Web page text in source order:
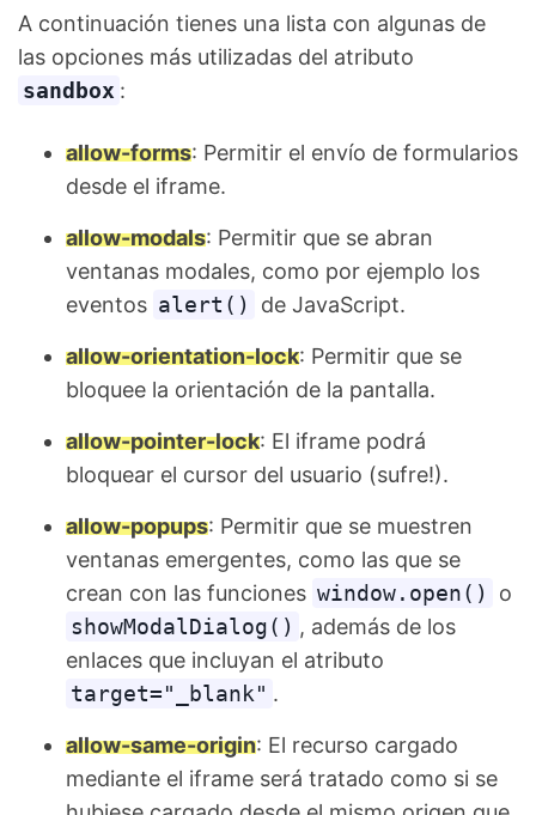
A continuación tienes una lista con algunas de
las opciones más utilizadas del atributo
sandbox :
allow-forms: Permitir el envío de formularios
desde el iframe.
allow-modals: Permitir que se abran
ventanas modales, como por ejemplo los
eventos alert() de JavaScript.
allow-orientation-lock: Permitir que se
bloquee la orientación de la pantalla.
allow-pointer-lock: El iframe podrá
bloquear el cursor del usuario (sufre!).
allow-popups: Permitir que se muestren
ventanas emergentes, como las que se
crean con las funciones window.open()
o
showModalDialog() , además de los
enlaces que incluyan el atributo
target="_blank" .
allow-same-origin: El recurso cargado
mediante el iframe será tratado como si se